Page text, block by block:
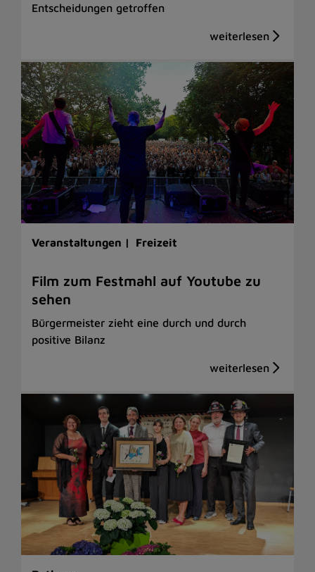
Entscheidungen getroffen
Veranstaltungen | Freizeit
Film zum Festmahl auf Youtube zu
sehen
Bürgermeister zieht eine durch und durch
positive Bilanz